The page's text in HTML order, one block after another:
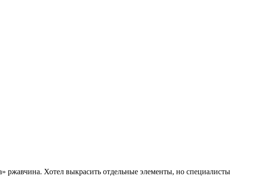
ржавчина. Хотел выкрасить отдельные элементы, но специалисты